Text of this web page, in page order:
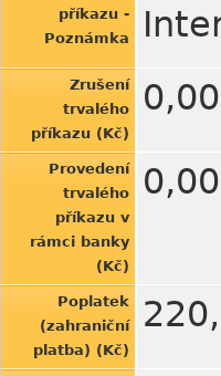
příkazu -
Poznámka
Zrušení
trvalého
příkazu (Kč)
0,00
Provedení
trvalého
příkazu v
rámci banky
(Kč)
0,00
Poplatek
(zahraniční
platba) (Kč)